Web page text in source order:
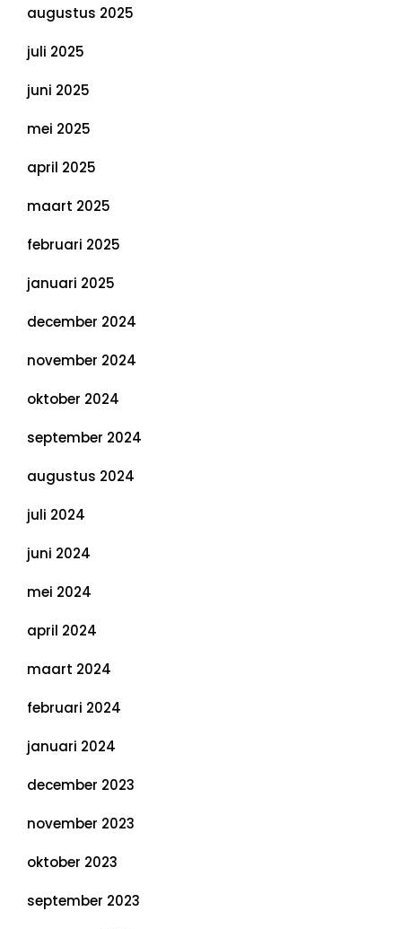
augustus 2025
juli 2025
juni 2025
mei 2025
april 2025
maart 2025
februari 2025
januari 2025
december 2024
november 2024
oktober 2024
september 2024
augustus 2024
juli 2024
juni 2024
mei 2024
april 2024
maart 2024
februari 2024
januari 2024
december 2023
november 2023
oktober 2023
september 2023